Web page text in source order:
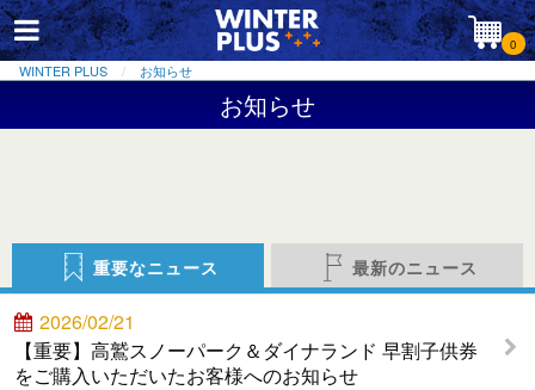
0
WINTER PLUS お知らせ
お知らせ
重要なニュース 最新のニュース
2026/02/21
【重要】高鷲スノーパーク＆ダイナランド 早割子供券
をご購入いただいたお客様へのお知らせ